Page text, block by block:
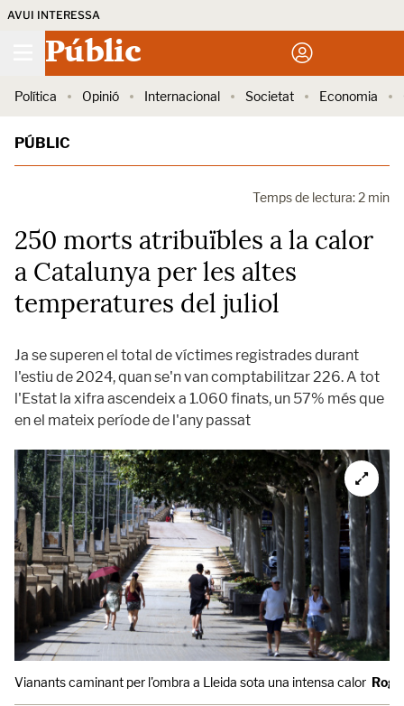
AVUI INTERESSA
Públic
Política Opinió Internacional Societat Economia
PÚBLIC
Temps de lectura: 2 min
250 morts atribuïbles a la calor
a Catalunya per les altes
temperatures del juliol
Ja se superen el total de víctimes registrades durant
l'estiu de 2024, quan se'n van comptabilitzar 226. A tot
l'Estat la xifra ascendeix a 1.060 finats, un 57% més que
en el mateix període de l'any passat
Vianants caminant per l'ombra a Lleida sota una intensa calor